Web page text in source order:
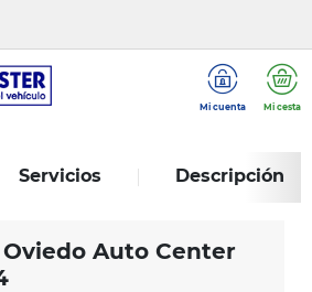
Mi cuenta Mi cesta
Auto Center Principado 4
Servicios Descripción
Auto Center